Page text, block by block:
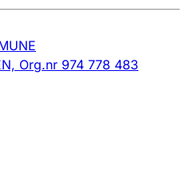
Org.nr 974 778 483